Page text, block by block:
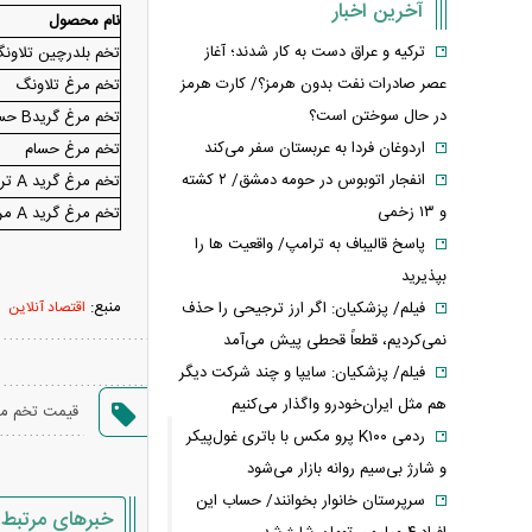
نام محصول
تخم بلدرچین
تخم مرغ تلاونگ
تخم مرغ گریدB حسام
تخم مرغ حسام
تخم مرغ گرید A ترخون بانو
تخم مرغ گرید A مرغداران مرکز
منبع: اقتصاد آنلاین
قیمت تخم
خبرهای مرتبط
آخرین اخبار
ترکیه و عراق دست به کار شدند؛ آغاز
عصر صادرات نفت بدون هرمز؟/ کارت هرمز
در حال سوختن است؟
اردوغان فردا به عربستان سفر می‌کند
انفجار اتوبوس در حومه دمشق/ ۲ کشته
و ۱۳ زخمی
پاسخ قالیباف به ترامپ/ واقعیت ها را
بپذیرید
فیلم/ پزشکیان: اگر ارز ترجیحی را حذف
نمی‌کردیم، قطعاً قحطی پیش می‌آمد
فیلم/ پزشکیان: سایپا و چند شرکت دیگر
هم مثل ایران‌خودرو واگذار می‌کنیم
ردمی K۱۰۰ پرو مکس با باتری غول‌پیکر
و شارژ بی‌سیم روانه بازار می‌شود
سرپرستان خانوار بخوانند/ حساب این